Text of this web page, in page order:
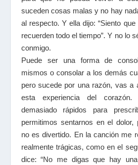
suceden cosas malas y no hay
al respecto. Y ella dijo: “Siento
recuerden todo el tiempo”. Y no lo
conmigo.
Puede ser una forma de
mismos o consolar a los demás
pero sucede por una razón, vas a
esta experiencia del
demasiado rápidos para
permitimos sentarnos en el dolor,
no es divertido. En la canción me
realmente trágicas, como en el
dice: “No me digas que hay